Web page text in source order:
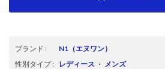
ブランド : N1 （エヌワン）
性別タイプ: レディース ・
メンズ